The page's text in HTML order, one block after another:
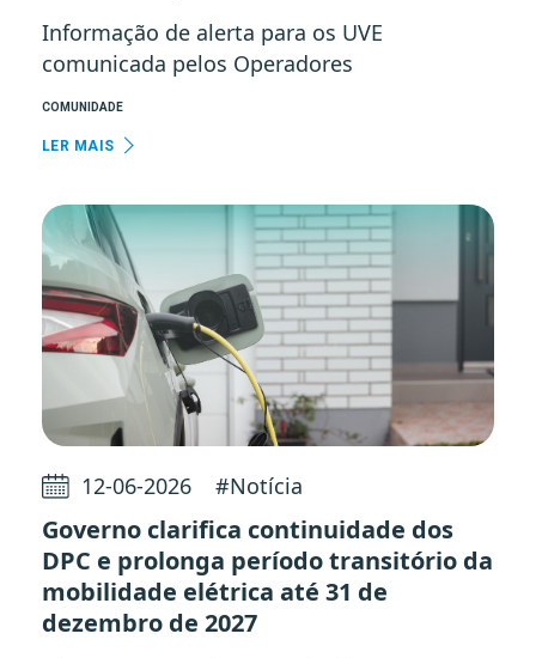
Informação de alerta para os UVE
comunicada pelos Operadores
COMUNIDADE
LER MAIS
12-06-2026 #Notícia
Governo clarifica continuidade dos
DPC e prolonga período transitório da
mobilidade elétrica até 31 de
dezembro de 2027